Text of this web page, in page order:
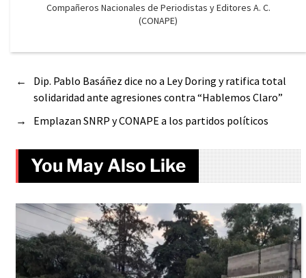
Compañeros Nacionales de Periodistas y Editores A. C.
(CONAPE)
←
Dip. Pablo Basáñez dice no a Ley Doring y ratifica total
solidaridad ante agresiones contra “Hablemos Claro”
→
Emplazan SNRP y CONAPE a los partidos políticos
You May Also Like